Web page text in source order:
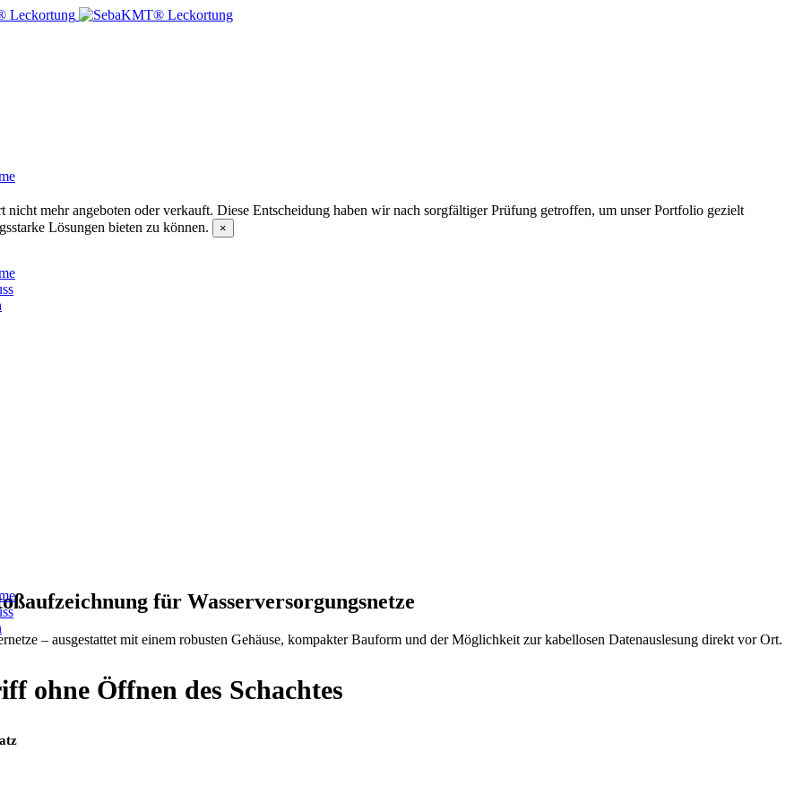
mehr angeboten oder verkauft. Diese Entscheidung haben wir nach sorgfältiger Prüfung getroffen, um unser Portfolio gezielt
Lösungen bieten zu können.
×
Bedingungen.
für Wasserversorgungsnetze
– ausgestattet mit einem robusten Gehäuse, kompakter Bauform und der Möglichkeit zur kabellosen Datenauslesung direkt vor Ort.
ohne Öffnen des Schachtes